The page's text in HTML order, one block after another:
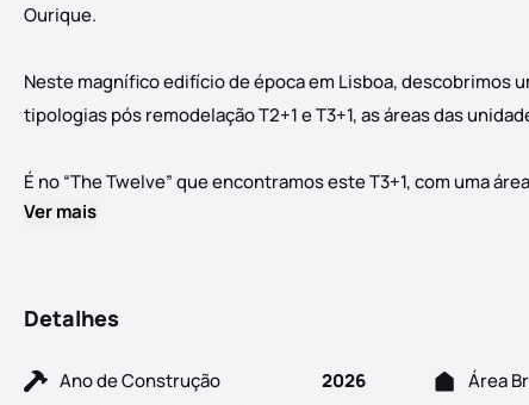
Ourique.
Neste magnífico edifício de época em Lisboa, descobrimos
tipologias pós remodelação T2+1 e T3+1, as áreas das
É no “The Twelve” que encontramos este T3+1, com uma
Ver mais
Detalhes
Ano de Construção 2026 Área